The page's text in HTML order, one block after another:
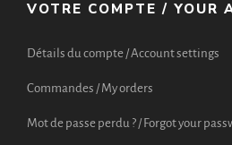
VOTRE COMPTE / YOUR
Détails du compte / Account settings
Commandes / My orders
Mot de passe perdu ? / Forgot your